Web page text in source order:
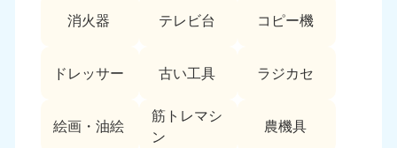
消火器 テレビ台 コピー機
ドレッサー 古い工具 ラジカセ
絵画・油絵
筋トレマシ
ン
農機具
9:00〜19:00 年中無休 9:00〜19:00 年中無休
島根県
050-1881-5145